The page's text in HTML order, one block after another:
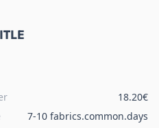
18.20€
7-10 fabrics.common.days